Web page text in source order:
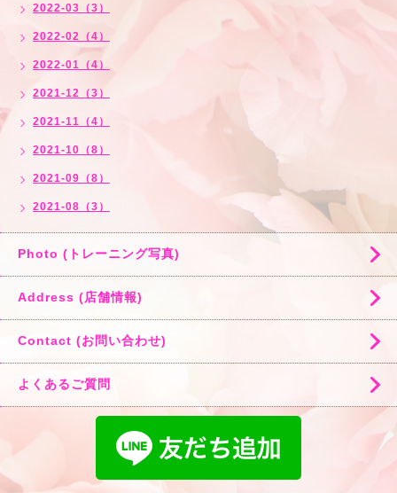
2022-03（3）
2022-02（4）
2022-01（4）
2021-12（3）
2021-11（4）
2021-10（8）
2021-09（8）
2021-08（3）
Photo (トレーニング写真)
Address (店舗情報)
Contact (お問い合わせ)
よくあるご質問